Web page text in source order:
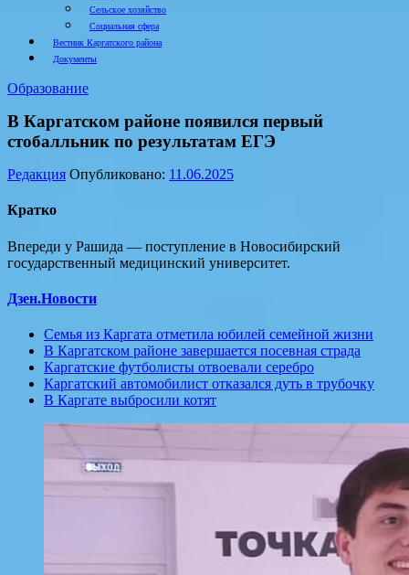
Сельское хозяйство
Социальная сфера
Вестник Каргатского района
Документы
Образование
В Каргатском районе появился первый
стобалльник по результатам ЕГЭ
Редакция Опубликовано: 11.06.2025
Кратко
Впереди у Рашида — поступление в Новосибирский
государственный медицинский университет.
Дзен.Новости
Семья из Каргата отметила юбилей семейной жизни
В Каргатском районе завершается посевная страда
Каргатские футболисты отвоевали серебро
Каргатский автомобилист отказался дуть в трубочку
В Каргате выбросили котят